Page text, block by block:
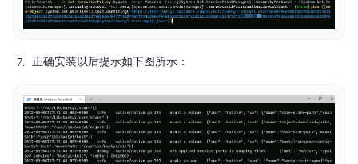
正确安装以后提示如下图所示：